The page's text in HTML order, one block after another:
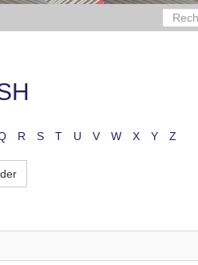
R S T U V W X Y Z